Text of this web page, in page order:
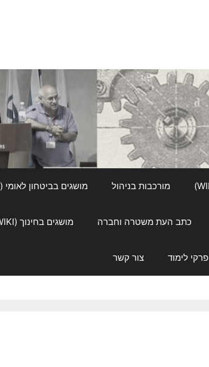
מורכבות בניהול מושגים בביטחון לאומי (WIKI)
כתב העת משטרה וחברה מושגים בחינוך (WIKI)
פרקי לימוד צור קשר